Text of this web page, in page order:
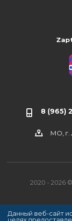
8 (965)
МО, г.
2020 - 2026
Данный веб-сайт